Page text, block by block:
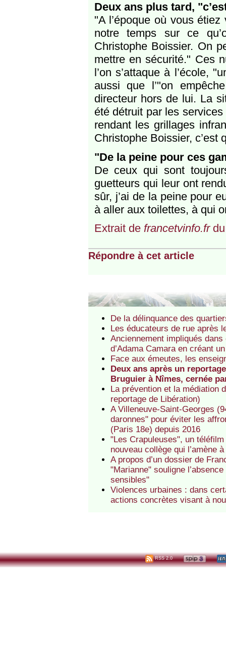
Deux ans plus tard,
"A l’époque où vous
notre temps sur ce
Christophe Boissier. On
mettre en sécurité." Ces
l’on s’attaque à l’école,
aussi que l’"on
directeur hors de lui. La
été détruit par les
rendant les grillages
Christophe Boissier, c’est
"De la peine pour ces
De ceux qui sont
guetteurs qui leur ont
sûr, j’ai de la peine pour
à aller aux toilettes, à qui
Extrait de francetvinfo.frdu
Répondre à cet article
De la délinquance des
Les éducateurs de rue après
Anciennement impliqués
d’Adama Camara en créant
Face aux émeutes, les
Deux ans après un
Bruguier à Nîmes, cernée
La prévention et la médiation
reportage de Libération)
A Villeneuve-Saint-Georges
daronnes" pour éviter les
(Paris 18e) depuis 2016
"Les Crapuleuses", un
nouveau collège qui l’amène
A propos d’un dossier de
"Marianne" souligne
sensibles"
Violences urbaines : dans
actions concrètes visant à
RSS 2.0